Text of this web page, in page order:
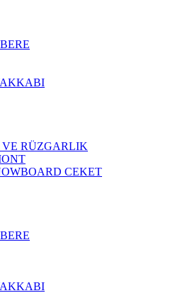
RÜZGARLIK
CEKET